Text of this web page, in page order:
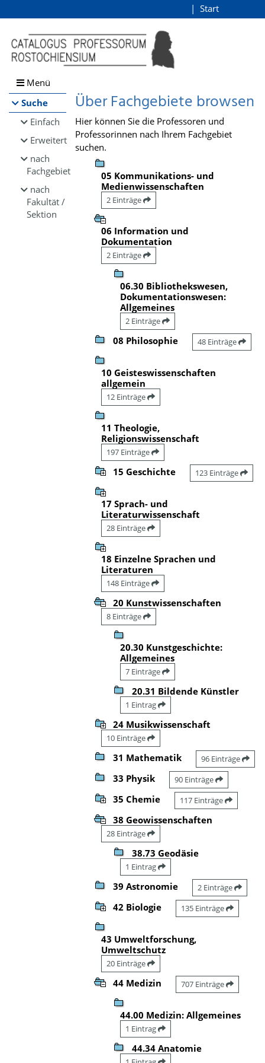
Browsen
direkt zum Inhalt
Start
Menü
Suche
Einfach
Erweitert
nach
Fachgebiet
nach
Fakultät /
Sektion
Über Fachgebiete browsen
Hier können Sie die Professoren und
Professorinnen nach Ihrem Fachgebiet
suchen.
05 Kommunikations- und
Medienwissenschaften
2 Einträge
06 Information und
Dokumentation
2 Einträge
06.30 Bibliothekswesen,
Dokumentationswesen:
Allgemeines
2 Einträge
08 Philosophie 48 Einträge
10 Geisteswissenschaften
allgemein
12 Einträge
11 Theologie,
Religionswissenschaft
197 Einträge
15 Geschichte 123 Einträge
17 Sprach- und
Literaturwissenschaft
28 Einträge
18 Einzelne Sprachen und
Literaturen
148 Einträge
20 Kunstwissenschaften
8 Einträge
20.30 Kunstgeschichte:
Allgemeines
7 Einträge
20.31 Bildende Künstler
1 Eintrag
24 Musikwissenschaft
10 Einträge
31 Mathematik 96 Einträge
33 Physik 90 Einträge
35 Chemie 117 Einträge
38 Geowissenschaften
28 Einträge
38.73 Geodäsie
1 Eintrag
39 Astronomie 2 Einträge
42 Biologie 135 Einträge
43 Umweltforschung,
Umweltschutz
20 Einträge
44 Medizin 707 Einträge
44.00 Medizin: Allgemeines
1 Eintrag
44.34 Anatomie